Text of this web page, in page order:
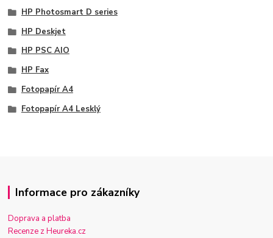
HP Photosmart D series
HP Deskjet
HP PSC AIO
HP Fax
Fotopapír A4
Fotopapír A4 Lesklý
Informace pro zákazníky
Doprava a platba
Recenze z Heureka.cz